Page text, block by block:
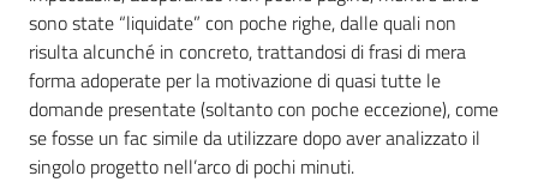
sono state “liquidate” con poche righe, dalle quali non
risulta alcunché in concreto, trattandosi di frasi di mera
forma adoperate per la motivazione di quasi tutte le
domande presentate (soltanto con poche eccezione), come
se fosse un fac simile da utilizzare dopo aver analizzato il
singolo progetto nell’arco di pochi minuti.